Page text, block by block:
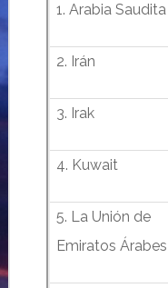
1. Arabia Saudita
2. Irán
3. Irak
4. Kuwait
5. La Unión de
Emiratos Árabes